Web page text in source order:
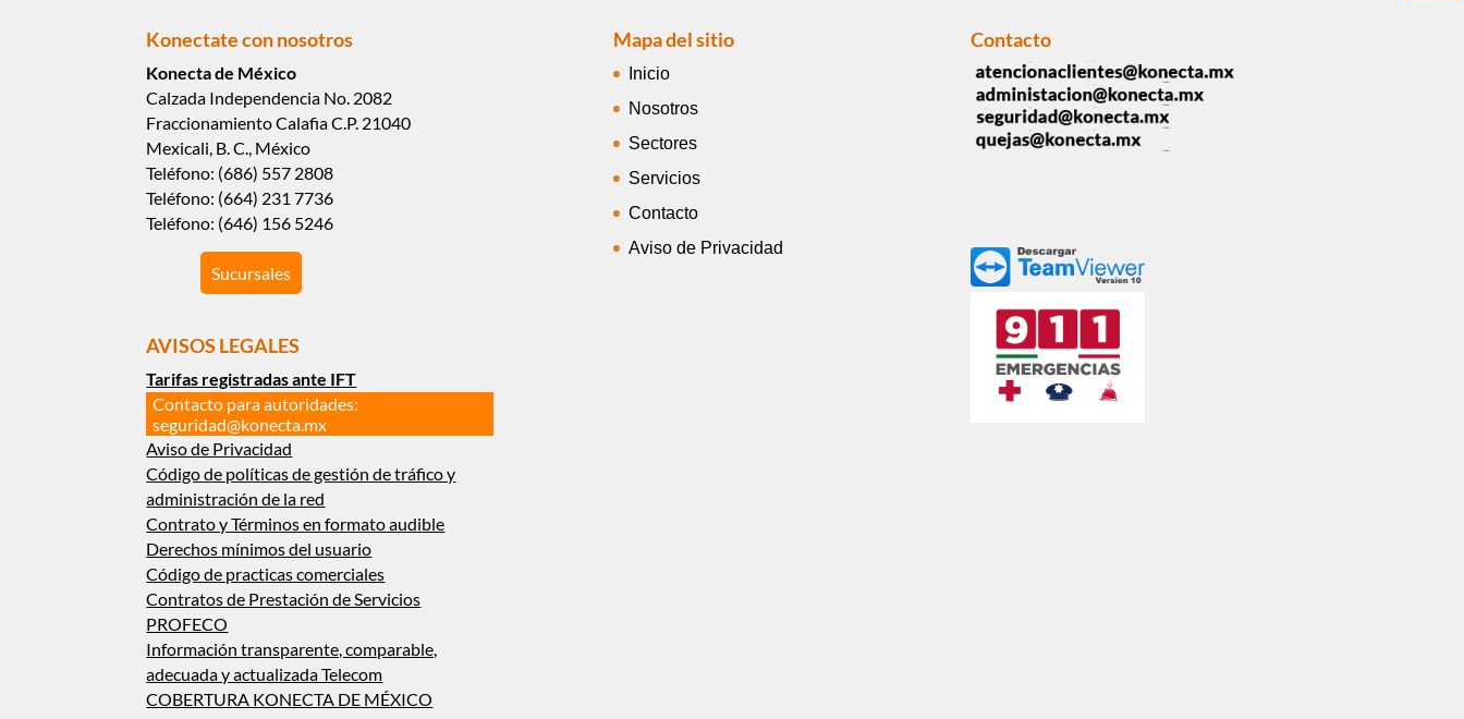
Konectate con nosotros
Konecta de México
Calzada Independencia No. 2082
Fraccionamiento Calafia C.P. 21040
Mexicali, B. C., México
Teléfono: (686) 557 2808
Teléfono: (664) 231 7736
Teléfono: (646) 156 5246
Sucursales
AVISOS LEGALES
Tarifas registradas ante IFT
Contacto para autoridades:
seguridad@konecta.mx
Aviso de Privacidad
Código de políticas de gestión de tráfico y
administración de la red
Contrato y Términos en formato audible
Derechos mínimos del usuario
Código de practicas comerciales
Contratos de Prestación de Servicios
PROFECO
Información transparente, comparable,
adecuada y actualizada Telecom
COBERTURA KONECTA DE MÉXICO
Mapa del sitio
Inicio
Nosotros
Sectores
Servicios
Contacto
Aviso de Privacidad
Contacto